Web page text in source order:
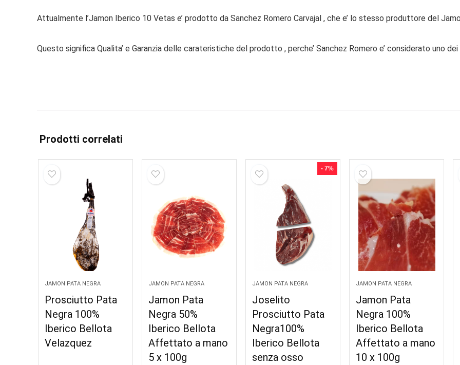
Attualmente l’Jamon Iberico 10 Vetas e’ prodotto da Sanchez Romero Carvajal , che e’ lo stesso produttore del
Questo significa Qualita’ e Garanzia delle carateristiche del prodotto , perche’ Sanchez Romero e’ considerato uno
Prodotti correlati
JAMON PATA NEGRA
Prosciutto Pata
Negra 100%
Iberico Bellota
Velazquez
JAMON PATA NEGRA
Jamon Pata
Negra 50%
Iberico Bellota
Affettato a mano
5 x 100g
- 7%
JAMON PATA NEGRA
Joselito
Prosciutto Pata
Negra100%
Iberico Bellota
senza osso
JAMON PATA NEGRA
Jamon Pata
Negra 100%
Iberico Bellota
Affettato a mano
10 x 100g